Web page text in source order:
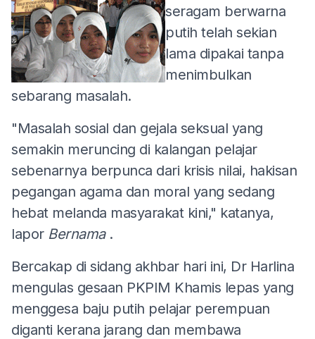
seragam berwarna
putih telah sekian
lama dipakai tanpa
menimbulkan
sebarang masalah.
"Masalah sosial dan gejala seksual yang
semakin meruncing di kalangan pelajar
sebenarnya berpunca dari krisis nilai, hakisan
pegangan agama dan moral yang sedang
hebat melanda masyarakat kini," katanya,
lapor Bernama .
Bercakap di sidang akhbar hari ini, Dr Harlina
mengulas gesaan PKPIM Khamis lepas yang
menggesa baju putih pelajar perempuan
diganti kerana jarang dan membawa